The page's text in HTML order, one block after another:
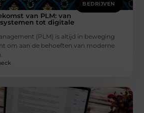
BEDRIJVEN
van PLM: van
tot digitale
(PLM) is altijd in beweging
om aan de behoeften van moderne